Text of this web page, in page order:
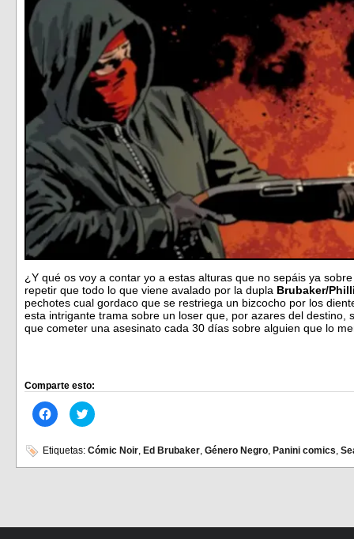
¿Y qué os voy a contar yo a estas alturas que no sepáis ya
repetir que todo lo que viene avalado por la dupla Brubaker/
pechotes cual gordaco que se restriega un bizcocho por los
esta intrigante trama sobre un loser que, por azares del destino,
que cometer una asesinato cada 30 días sobre alguien que lo
Comparte esto:
Haz
clic
en
Facebook
(Se
Haz
clic
en
(Se
Etiquetas: Cómic Noir Ed Brubaker Género Negro Panini comics